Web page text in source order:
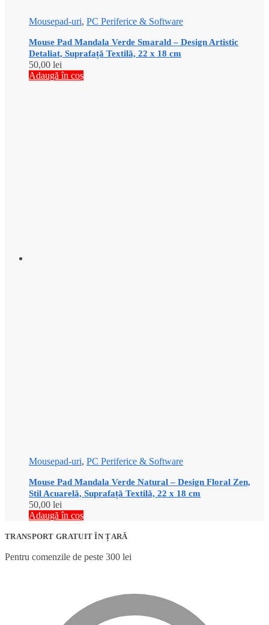
Mousepad-uri, PC Periferice & Software
Mouse Pad Mandala Verde Smarald – Design Artistic
Detaliat, Suprafață Textilă, 22 x 18 cm
50,00 lei
Adaugă în coș
Mousepad-uri, PC Periferice & Software
Mouse Pad Mandala Verde Natural – Design Floral Zen,
Stil Acuarelă, Suprafață Textilă, 22 x 18 cm
50,00 lei
Adaugă în coș
TRANSPORT GRATUIT ÎN ȚARĂ
Pentru comenzile de peste 300 lei